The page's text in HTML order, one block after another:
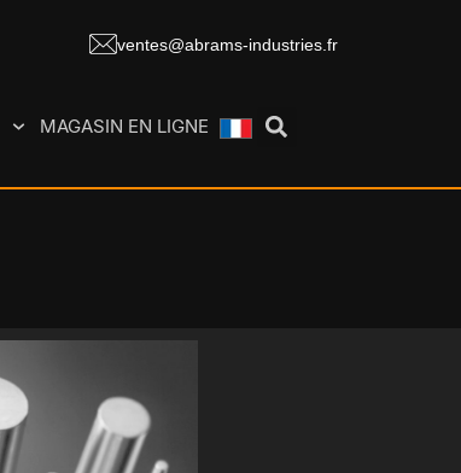
ventes@abrams-industries.fr
MAGASIN EN LIGNE